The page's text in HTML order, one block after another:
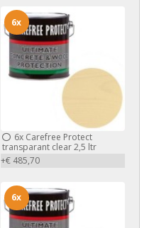
6xCarefree Protect
transparant clear 2,5 ltr
+€ 485,70
6x
6x